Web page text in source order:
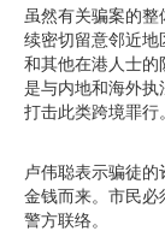
虽然有关骗案的
续密切留意邻近
和其他在港人士
是与内地和海外执
打击此类跨境罪行。
卢伟聪表示骗徒
金钱而来。市民
警方联络。